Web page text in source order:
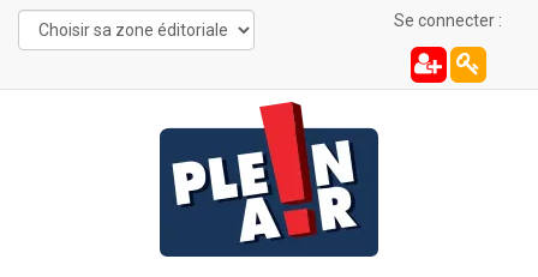
Se connecter :